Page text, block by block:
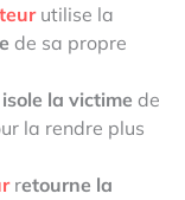
utilise la
de sa propre
la victime de
la rendre plus
retourne la